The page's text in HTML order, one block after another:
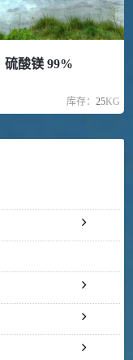
硫酸镁 99%
库存：25KG